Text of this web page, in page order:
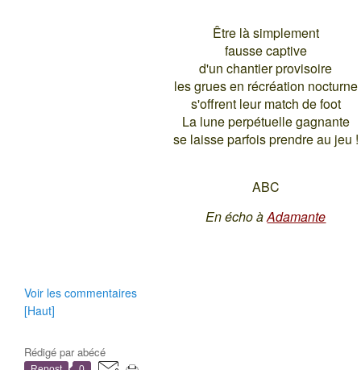
Être là simplement
fausse captive
d'un chantier provisoire
les grues en récréation nocturne
s'offrent leur match de foot
La lune perpétuelle gagnante
se laisse parfois prendre au jeu !
ABC
En écho àAdamante
Voir les commentaires
[Haut]
Rédigé parabécé